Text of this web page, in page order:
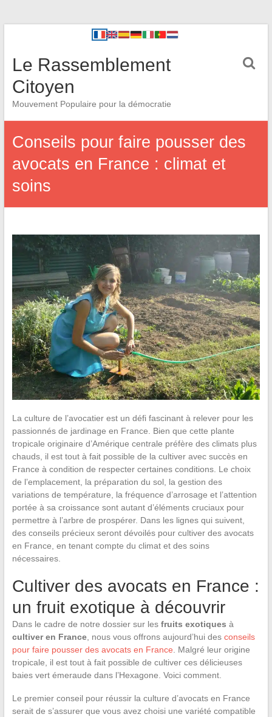
Le Rassemblement
Citoyen
Mouvement Populaire pour la démocratie
Conseils pour faire pousser des
avocats en France : climat et
soins
La culture de l’avocatier est un défi fascinant à relever pour les
passionnés de jardinage en France. Bien que cette plante
tropicale originaire d’Amérique centrale préfère des climats plus
chauds, il est tout à fait possible de la cultiver avec succès en
France à condition de respecter certaines conditions. Le choix
de l’emplacement, la préparation du sol, la gestion des
variations de température, la fréquence d’arrosage et l’attention
portée à sa croissance sont autant d’éléments cruciaux pour
permettre à l’arbre de prospérer. Dans les lignes qui suivent,
des conseils précieux seront dévoilés pour cultiver des avocats
en France, en tenant compte du climat et des soins
nécessaires.
Cultiver des avocats en France :
un fruit exotique à découvrir
Dans le cadre de notre dossier sur les fruits exotiques à
cultiver en France, nous vous offrons aujourd’hui des conseils
pour faire pousser des avocats en France. Malgré leur origine
tropicale, il est tout à fait possible de cultiver ces délicieuses
baies vert émeraude dans l’Hexagone. Voici comment.
Le premier conseil pour réussir la culture d’avocats en France
serait de s’assurer que vous avez choisi une variété compatible